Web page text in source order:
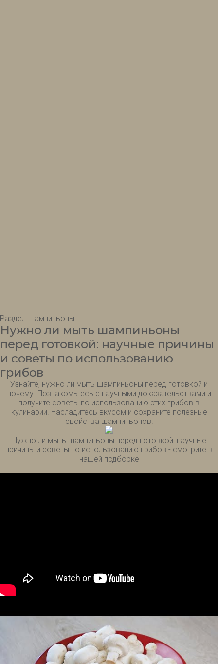
Нужно ли мыть шампиньоны
перед готовкой: научные причины
и советы по использованию
грибов
Узнайте, нужно ли мыть шампиньоны перед готовкой и
почему. Познакомьтесь с научными доказательствами и
получите советы по использованию этих грибов в
кулинарии. Насладитесь вкусом и сохраните полезные
свойства шампиньонов!
Нужно ли мыть шампиньоны перед готовкой: научные
причины и советы по использованию грибов - смотрите в
нашей подборке
Раздел:Шампиньоны